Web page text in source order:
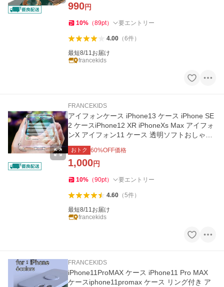
990円
10% （89pt） 要エントリー
4.00（6件）
最短8/11お届け
francekids
FRANCEKIDS
アイフォンケース iPhone13 ケース iPhone SE
2 ケースiPhone12 XR iPhoneXs Max アイフォ
ンX アイフォン11 ケース 透明ソフトおしゃれ
かっこいい米軍 耐衝撃
おトク 60%OFF価格
1,000円
10% （90pt） 要エントリー
4.60（5件）
最短8/11お届け
francekids
FRANCEKIDS
iPhone11ProMAX ケース iPhone11 Pro MAX
ケースiphone11promax ケース リング付き ア